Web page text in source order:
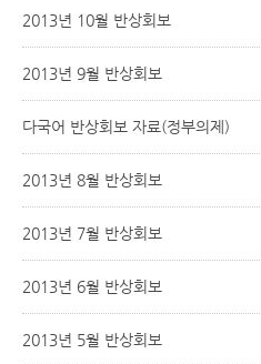
2013년 10월 반상회보
2013년 9월 반상회보
다국어 반상회보 자료(정부의제)
2013년 8월 반상회보
2013년 7월 반상회보
2013년 6월 반상회보
2013년 5월 반상회보